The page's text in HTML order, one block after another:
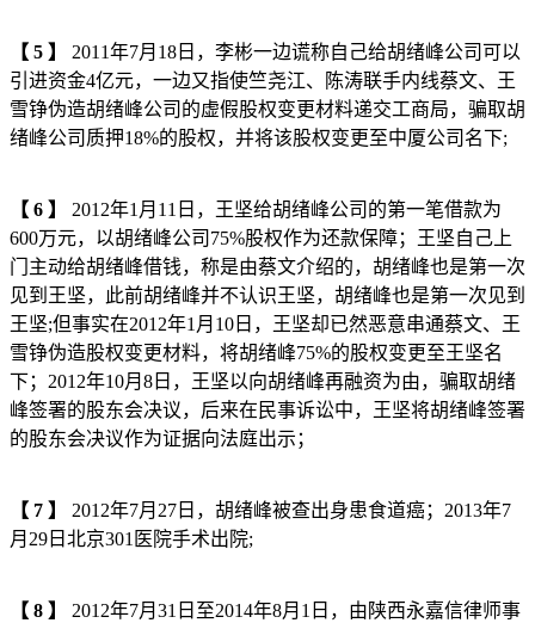
【 5 】
2011年7月18日，李彬一边谎称自己给胡绪峰公司可以
引进资金4亿元，一边又指使竺尧江、陈涛联手内线蔡文、王
雪铮伪造胡绪峰公司的虚假股权变更材料递交工商局，骗取胡
绪峰公司质押18%的股权，并将该股权变更至中厦公司名下;
【 6 】
2012年1月11日，王坚给胡绪峰公司的第一笔借款为
600万元，以胡绪峰公司75%股权作为还款保障；王坚自己上
门主动给胡绪峰借钱，称是由蔡文介绍的，胡绪峰也是第一次
见到王坚，此前胡绪峰并不认识王坚，胡绪峰也是第一次见到
王坚;但事实在2012年1月10日，王坚却已然恶意串通蔡文、王
雪铮伪造股权变更材料，将胡绪峰75%的股权变更至王坚名
下；2012年10月8日，王坚以向胡绪峰再融资为由，骗取胡绪
峰签署的股东会决议，后来在民事诉讼中，王坚将胡绪峰签署
的股东会决议作为证据向法庭出示；
【 7 】
2012年7月27日，胡绪峰被查出身患食道癌；2013年7
月29日北京301医院手术出院;
【 8 】
2012年7月31日至2014年8月1日，由陕西永嘉信律师事